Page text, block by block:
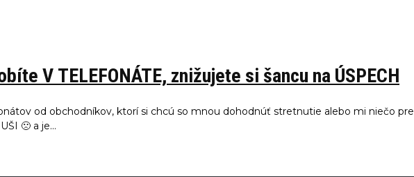
V TELEFONÁTE, znižujete si šancu na ÚSPECH
od obchodníkov, ktorí si chcú so mnou dohodnúť stretnutie alebo mi niečo
🙁 a je...